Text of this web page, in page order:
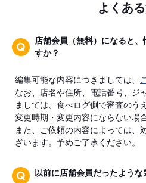
よくあ
店舗会員（無料）になると
すか？
編集可能な内容につきましては、
なお、店名や住所、電話番号、ジ
ましては、食べログ側で審査のう
変更時期・変更内容にならない場
また、ご依頼の内容によっては、
ざいます。予めご了承ください。
以前に店舗会員だったような